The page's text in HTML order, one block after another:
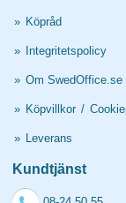
» Köpråd
» Integritetspolicy
» Om SwedOffice.se
» Köpvillkor /
» Leverans
Kundtjänst